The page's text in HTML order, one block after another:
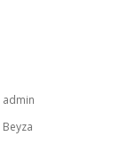
admin
Beyza